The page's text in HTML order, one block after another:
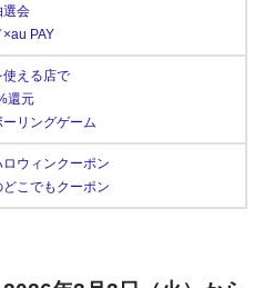
選会
PAY
使える店で
還元
リングゲーム
ロウィンクーポン
どこでもクーポン